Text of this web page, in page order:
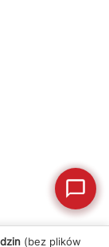
(bez plików